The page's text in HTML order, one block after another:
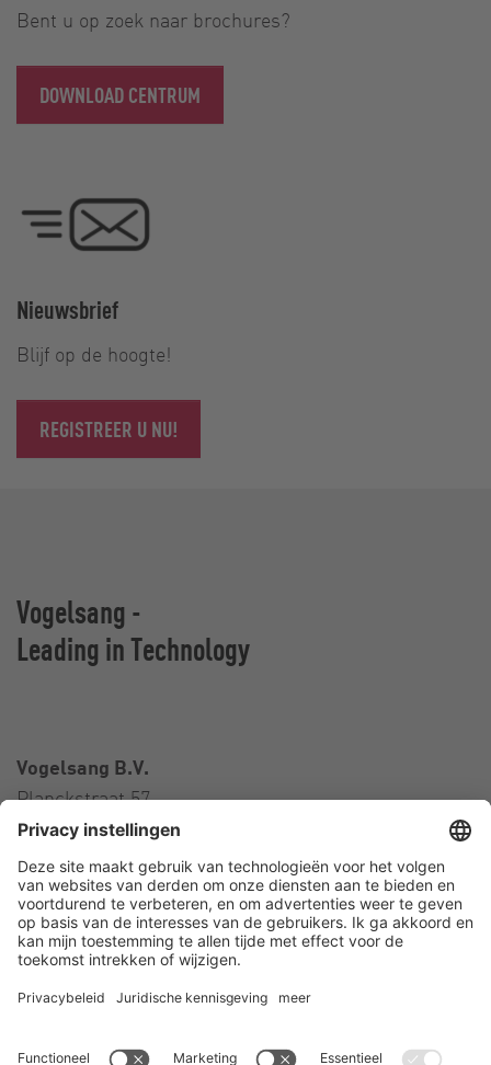
Bent u op zoek naar brochures?
DOWNLOAD CENTRUM
Nieuwsbrief
Blijf op de hoogte!
REGISTREER U NU!
Vogelsang -
Leading in Technology
Vogelsang B.V.
Planckstraat 57
3316 GS Dordrecht
Nederland
Contact
Telefoon:+31 78 652 01 01